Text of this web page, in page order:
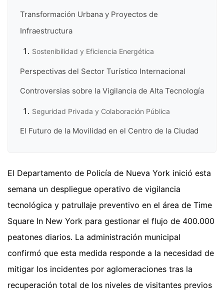
Transformación Urbana y Proyectos de
Infraestructura
Sostenibilidad y Eficiencia Energética
Perspectivas del Sector Turístico Internacional
Controversias sobre la Vigilancia de Alta Tecnología
Seguridad Privada y Colaboración Pública
El Futuro de la Movilidad en el Centro de la Ciudad
El Departamento de Policía de Nueva York inició esta
semana un despliegue operativo de vigilancia
tecnológica y patrullaje preventivo en el área de Time
Square In New York para gestionar el flujo de 400.000
peatones diarios. La administración municipal
confirmó que esta medida responde a la necesidad de
mitigar los incidentes por aglomeraciones tras la
recuperación total de los niveles de visitantes previos